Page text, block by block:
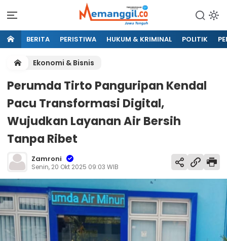
BERITA PERISTIWA HUKUM & KRIMINAL POLITIK
Ekonomi & Bisnis
Perumda Tirto Panguripan Kendal
Pacu Transformasi Digital,
Wujudkan Layanan Air Bersih
Tanpa Ribet
Zamroni
Senin, 20 Okt 2025 09:03 WIB